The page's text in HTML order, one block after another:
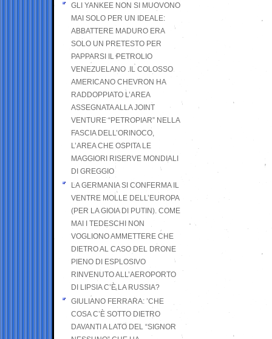
GLI YANKEE NON SI MUOVONO
MAI SOLO PER UN IDEALE:
ABBATTERE MADURO ERA
SOLO UN PRETESTO PER
PAPPARSI IL PETROLIO
VENEZUELANO .IL COLOSSO
AMERICANO CHEVRON HA
RADDOPPIATO L’AREA
ASSEGNATA ALLA JOINT
VENTURE “PETROPIAR” NELLA
FASCIA DELL’ORINOCO,
L’AREA CHE OSPITA LE
MAGGIORI RISERVE MONDIALI
DI GREGGIO
LA GERMANIA SI CONFERMA IL
VENTRE MOLLE DELL’EUROPA
(PER LA GIOIA DI PUTIN). COME
MAI I TEDESCHI NON
VOGLIONO AMMETTERE CHE
DIETRO AL CASO DEL DRONE
PIENO DI ESPLOSIVO
RINVENUTO ALL’AEROPORTO
DI LIPSIA C’È LA RUSSIA?
GIULIANO FERRARA: ’CHE
COSA C’È SOTTO DIETRO
DAVANTI A LATO DEL “SIGNOR